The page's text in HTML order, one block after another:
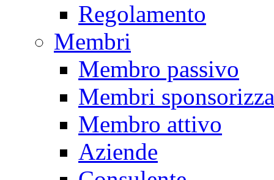
Regolamento
Membri
Membro passivo
Membri
Membro attivo
Aziende